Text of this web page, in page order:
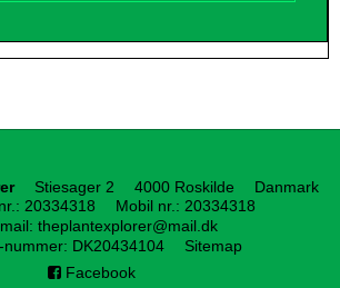
Stiesager 2 4000 Roskilde
Danmark
: 20334318 Mobil nr.: 20334318
: theplantexplorer@mail.dk
nummer: DK20434104
Sitemap
Facebook